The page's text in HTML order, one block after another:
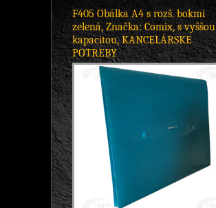
F405 Obálka A4 s rozš. bokmi
zelená, Značka: Comix, s vyššou
kapacitou, KANCELÁRSKE
POTREBY